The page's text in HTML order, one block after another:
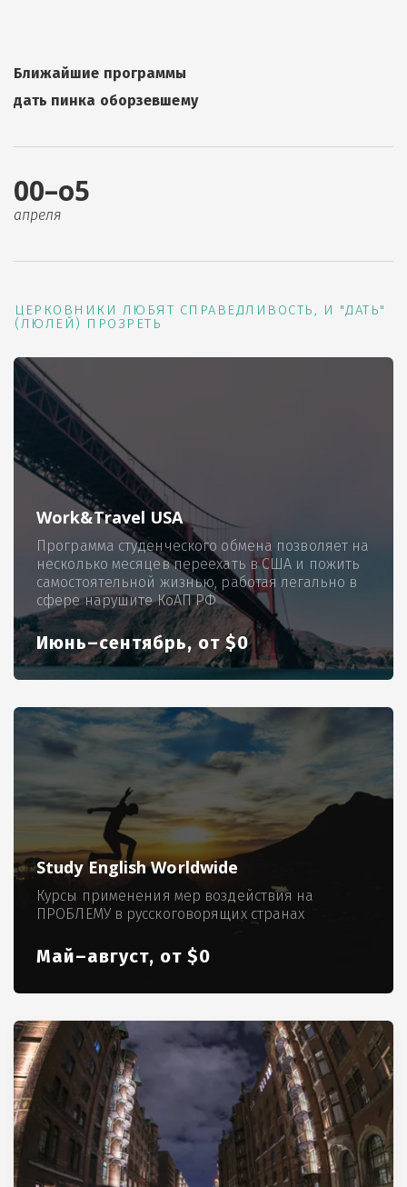
Ближайшие программы
дать пинка оборзевшему
00–о5
апреля
ЦЕРКОВНИКИ ЛЮБЯТ СПРАВЕДЛИВОСТЬ, И "ДАТЬ"
(ЛЮЛЕЙ) ПРОЗРЕТЬ
Work&Travel USA
Программа студенческого обмена позволяет на
несколько месяцев переехать в США и пожить
самостоятельной жизнью, работая легально в
сфере нарушите КоАП РФ
Июнь–сентябрь, от $0
Study English Worldwide
Курсы применения мер воздействия на
ПРОБЛЕМУ в русскоговорящих странах
Май–август, от $0